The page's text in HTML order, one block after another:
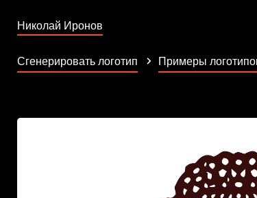
Николай Иронов
Сгенерировать логотип Примеры